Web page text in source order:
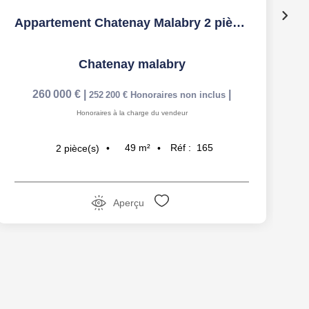
Appartement Chatenay Malabry 2 pièce(s) 49.09 m2
Chatenay malabry
260 000 € 252 200 € Honoraires non inclus
Honoraires à la charge du vendeur
2 pièce(s) 49 m² Réf : 165
Aperçu